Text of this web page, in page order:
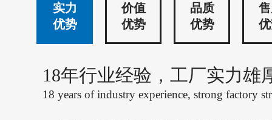
实力
优势
价值
优势
品质
优势
18年行业经验，工厂实力雄
18 years of industry experience, strong factory